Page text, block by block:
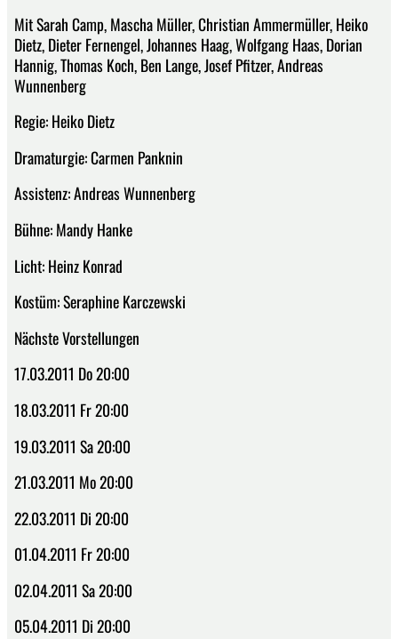
Mit Sarah Camp, Mascha Müller, Christian Ammermüller, Heiko
Dietz, Dieter Fernengel, Johannes Haag, Wolfgang Haas, Dorian
Hannig, Thomas Koch, Ben Lange, Josef Pfitzer, Andreas
Wunnenberg
Regie: Heiko Dietz
Dramaturgie: Carmen Panknin
Assistenz: Andreas Wunnenberg
Bühne: Mandy Hanke
Licht: Heinz Konrad
Kostüm: Seraphine Karczewski
Nächste Vorstellungen
17.03.2011 Do 20:00
18.03.2011 Fr 20:00
19.03.2011 Sa 20:00
21.03.2011 Mo 20:00
22.03.2011 Di 20:00
01.04.2011 Fr 20:00
02.04.2011 Sa 20:00
05.04.2011 Di 20:00